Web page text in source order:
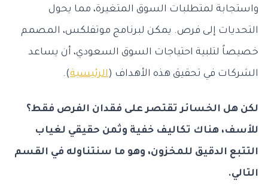
واستجابة لمتطلبات السوق المتغيرة، مما يحول
التحديات إلى فرص. يمكن لبرنامج موتفلكس، المصمم
خصيصاً لتلبية احتياجات السوق السعودي، أن يساعد
الشركات في تحقيق هذه الأهداف (الرئيسية).
لكن هل الخسائر تقتصر على فقدان الفرص فقط؟
للأسف، هناك تكاليف خفية وثمن حقيقي لغياب
التتبع الدقيق للمخزون، وهو ما سنتناوله في القسم
التالي.